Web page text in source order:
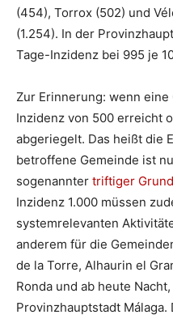
(454), Torrox (502) und
(1.254). In der
Tage-Inzidenz bei 995 je
Zur Erinnerung: wenn
Inzidenz von 500 erreicht
abgeriegelt. Das heißt die
betroffene Gemeinde ist
sogenannter triftiger Grund
Inzidenz 1.000 müssen
systemrelevanten
anderem für die
de la Torre, Alhaurin el
Ronda und ab heute
Provinzhauptstadt